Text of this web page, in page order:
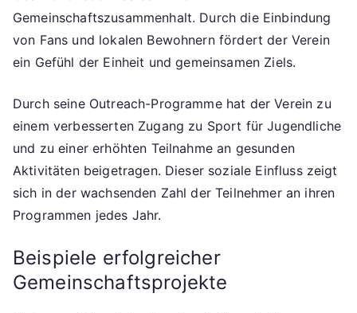
Gemeinschaftszusammenhalt. Durch die Einbindung
von Fans und lokalen Bewohnern fördert der Verein
ein Gefühl der Einheit und gemeinsamen Ziels.
Durch seine Outreach-Programme hat der Verein zu
einem verbesserten Zugang zu Sport für Jugendliche
und zu einer erhöhten Teilnahme an gesunden
Aktivitäten beigetragen. Dieser soziale Einfluss zeigt
sich in der wachsenden Zahl der Teilnehmer an ihren
Programmen jedes Jahr.
Beispiele erfolgreicher
Gemeinschaftsprojekte